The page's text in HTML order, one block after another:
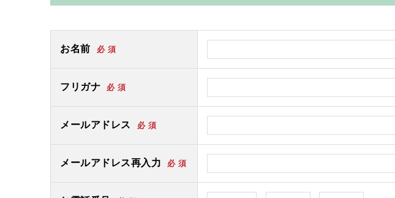
お名前 必 須
フリガナ 必 須
メールアドレス 必 須
メールアドレス再入力 必 須